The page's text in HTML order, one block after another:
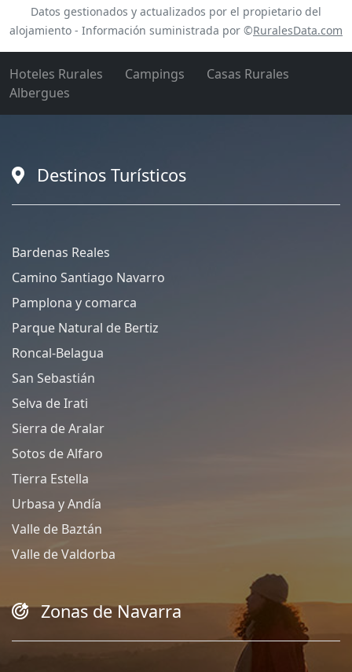
Datos gestionados y actualizados por el propietario del
alojamiento - Información suministrada por ©RuralesData.com
Hoteles Rurales Campings
Casas Rurales
Albergues
Destinos Turísticos
Bardenas Reales
Camino Santiago Navarro
Pamplona y comarca
Parque Natural de Bertiz
Roncal-Belagua
San Sebastián
Selva de Irati
Sierra de Aralar
Sotos de Alfaro
Tierra Estella
Urbasa y Andía
Valle de Baztán
Valle de Valdorba
Zonas de Navarra